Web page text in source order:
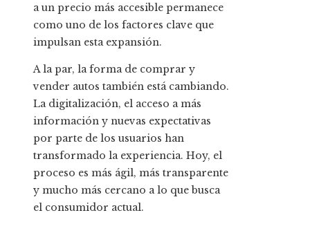
a un precio más accesible permanece
como uno de los factores clave que
impulsan esta expansión.
A la par, la forma de comprar y
vender autos también está cambiando.
La digitalización, el acceso a más
información y nuevas expectativas
por parte de los usuarios han
transformado la experiencia. Hoy, el
proceso es más ágil, más transparente
y mucho más cercano a lo que busca
el consumidor actual.